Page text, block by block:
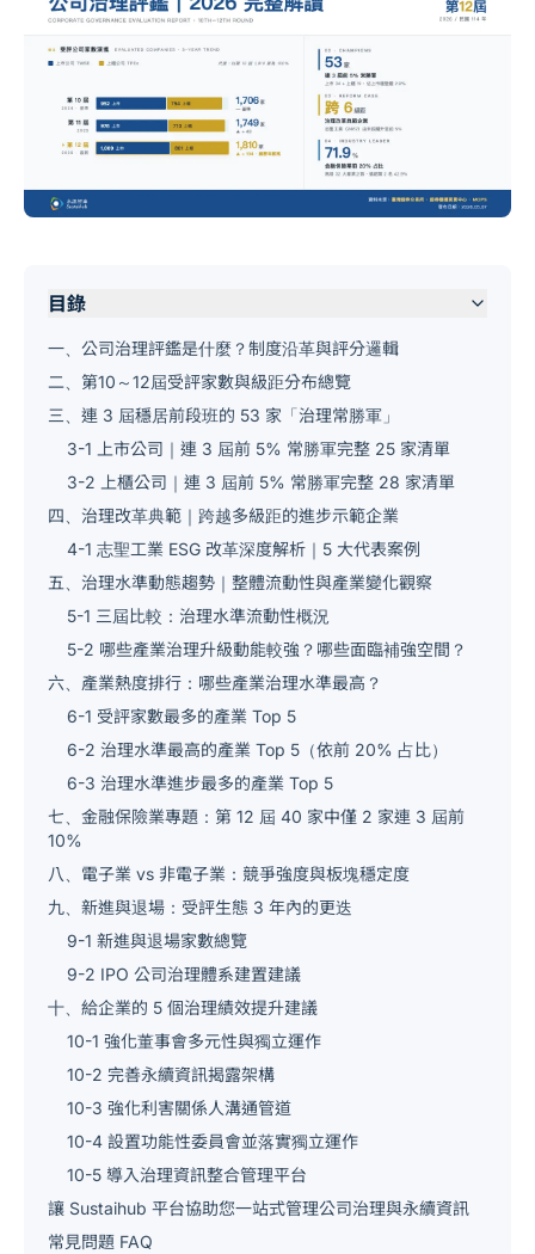
目錄
一、公司治理評鑑是什麼？制度沿革與評分邏輯
二、第10～12屆受評家數與級距分布總覽
三、連 3 屆穩居前段班的 53 家「治理常勝軍」
3-1 上市公司｜連 3 屆前 5% 常勝軍完整 25 家清單
3-2 上櫃公司｜連 3 屆前 5% 常勝軍完整 28 家清單
四、治理改革典範｜跨越多級距的進步示範企業
4-1 志聖工業 ESG 改革深度解析｜5 大代表案例
五、治理水準動態趨勢｜整體流動性與產業變化觀察
5-1 三屆比較：治理水準流動性概況
5-2 哪些產業治理升級動能較強？哪些面臨補強空間？
六、產業熱度排行：哪些產業治理水準最高？
6-1 受評家數最多的產業 Top 5
6-2 治理水準最高的產業 Top 5（依前 20% 占比）
6-3 治理水準進步最多的產業 Top 5
七、金融保險業專題：第 12 屆 40 家中僅 2 家連 3 屆前
10%
八、電子業 vs 非電子業：競爭強度與板塊穩定度
九、新進與退場：受評生態 3 年內的更迭
9-1 新進與退場家數總覽
9-2 IPO 公司治理體系建置建議
十、給企業的 5 個治理績效提升建議
10-1 強化董事會多元性與獨立運作
10-2 完善永續資訊揭露架構
10-3 強化利害關係人溝通管道
10-4 設置功能性委員會並落實獨立運作
10-5 導入治理資訊整合管理平台
讓 Sustaihub 平台協助您一站式管理公司治理與永續資訊
常見問題 FAQ